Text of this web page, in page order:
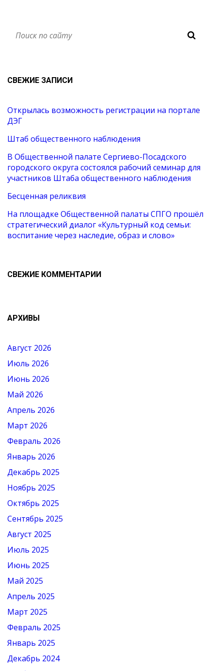
СВЕЖИЕ ЗАПИСИ
Открылась возможность регистрации на портале
ДЭГ
Штаб общественного наблюдения
В Общественной палате Сергиево-Посадского
городского округа состоялся рабочий семинар для
участников Штаба общественного наблюдения
Бесценная реликвия
На площадке Общественной палаты СПГО прошёл
стратегический диалог «Культурный код семьи:
воспитание через наследие, образ и слово»
СВЕЖИЕ КОММЕНТАРИИ
АРХИВЫ
Август 2026
Июль 2026
Июнь 2026
Май 2026
Апрель 2026
Март 2026
Февраль 2026
Январь 2026
Декабрь 2025
Ноябрь 2025
Октябрь 2025
Сентябрь 2025
Август 2025
Июль 2025
Июнь 2025
Май 2025
Апрель 2025
Март 2025
Февраль 2025
Январь 2025
Декабрь 2024